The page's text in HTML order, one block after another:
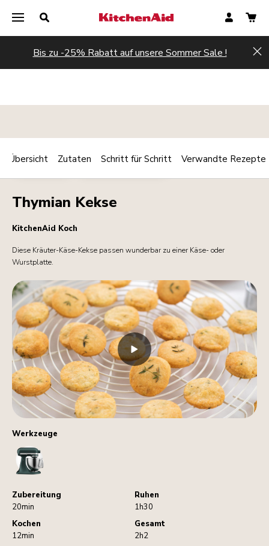
Bis zu -25% Rabatt auf unsere Sommer Sale !
Werkzeuge
StandMixer
Zubereitung
20min
Ruhen
1h30
Kochen
12min
Gesamt
2h2
BACKWAREN FRÜHSTÜCK/BRUNCH Print
Share
Thymian Kekse
KitchenAid Koch
Diese Kräuter-Käse-Kekse passen wunderbar zu einer Käse- oder
Wurstplatte.
Übersicht Zutaten Schritt für Schritt Verwandte Rezepte